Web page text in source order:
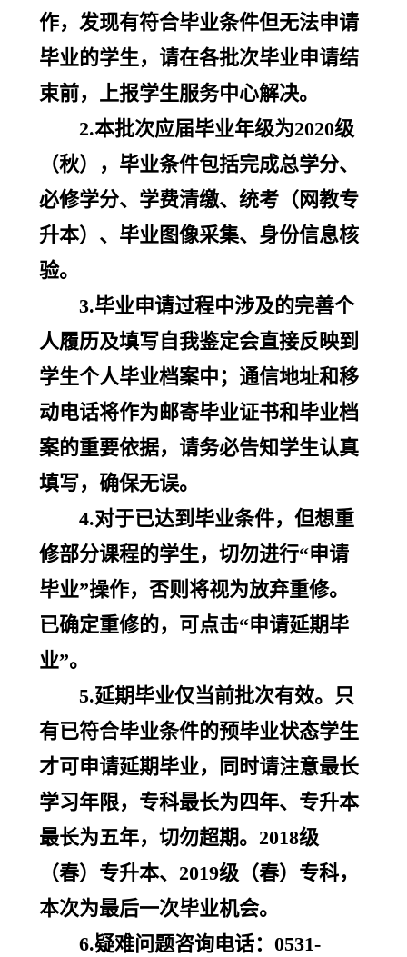
作，发现有符合毕业条件但无法申请
毕业的学生，请在各批次毕业申请结
束前，上报学生服务中心解决。
2.本批次应届毕业年级为2020级
（秋），毕业条件包括完成总学分、
必修学分、学费清缴、统考（网教专
升本）、毕业图像采集、身份信息核
验。
3.毕业申请过程中涉及的完善个
人履历及填写自我鉴定会直接反映到
学生个人毕业档案中；通信地址和移
动电话将作为邮寄毕业证书和毕业档
案的重要依据，请务必告知学生认真
填写，确保无误。
4.对于已达到毕业条件，但想重
修部分课程的学生，切勿进行“申请
毕业”操作，否则将视为放弃重修。
已确定重修的，可点击“申请延期毕
业”。
5.延期毕业仅当前批次有效。只
有已符合毕业条件的预毕业状态学生
才可申请延期毕业，同时请注意最长
学习年限，专科最长为四年、专升本
最长为五年，切勿超期。2018级
（春）专升本、2019级（春）专科，
本次为最后一次毕业机会。
6.疑难问题咨询电话：0531-